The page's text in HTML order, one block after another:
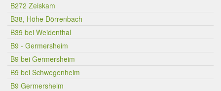
B272 Zeiskam
B38, Höhe Dörrenbach
B39 bei Weidenthal
B9 - Germersheim
B9 bei Germersheim
B9 bei Schwegenheim
B9 Germersheim